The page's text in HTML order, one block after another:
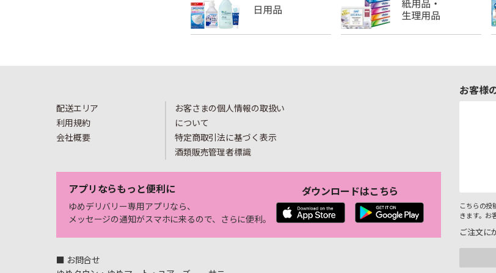
配送エリア
利用規約
会社概要
お客さまの個人情報の取扱い
について
特定商取引法に基づく表示
酒類販売管理者標識
アプリならもっと便利に
ゆめデリバリー専用アプリなら、
メッセージの通知がスマホに来るので、さらに便利。
ダウンロードはこちら
■ お問合せ
お客様
こちらの投
きます。お
ご注文に